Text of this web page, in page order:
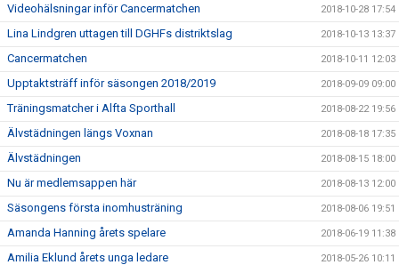
Videohälsningar inför Cancermatchen 2018-10-28 17:54
Lina Lindgren uttagen till DGHFs distriktslag 2018-10-13 13:37
Cancermatchen 2018-10-11 12:03
Upptaktsträff inför säsongen 2018/2019 2018-09-09 09:00
Träningsmatcher i Alfta Sporthall 2018-08-22 19:56
Älvstädningen längs Voxnan 2018-08-18 17:35
Älvstädningen 2018-08-15 18:00
Nu är medlemsappen här 2018-08-13 12:00
Säsongens första inomhusträning 2018-08-06 19:51
Amanda Hanning årets spelare 2018-06-19 11:38
Amilia Eklund årets unga ledare 2018-05-26 10:11